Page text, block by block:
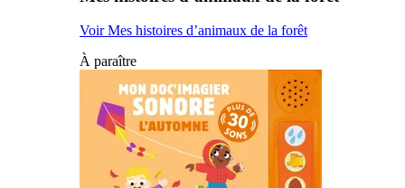
Voir Mes histoires d’animaux de la forêt
À paraître